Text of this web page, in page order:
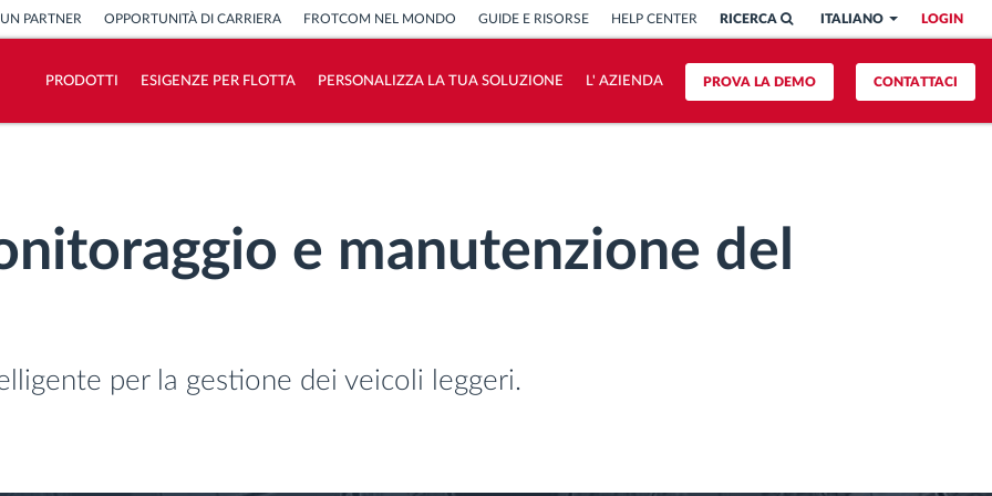
LOGIN
ITALIANO
RICERCA
PARTNER OPPORTUNITÀ DI CARRIERA FROTCOM NEL MONDO GUIDE E RISORSE HELP CENTER
CONTATTACI
PROVA LA DEMO
PRODOTTI ESIGENZE PER FLOTTA PERSONALIZZA LA TUA SOLUZIONE L' AZIENDA
Scopri quanto risparmi
e manutenzione del
per la gestione dei veicoli leggeri.